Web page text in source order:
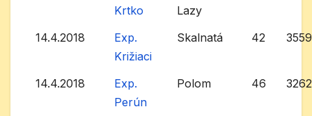
Krtko
Lazy
14.4.2018
Exp.
Križiaci
Skalnatá 42 3559
14.4.2018
Exp.
Perún
Polom 46 3262